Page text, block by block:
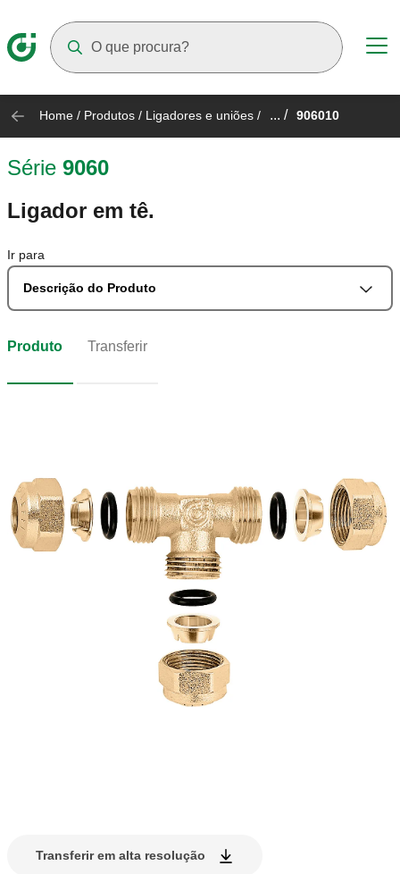
Home / Produtos / Ligadores e uniões / ... / 906010
Série 9060
Ligador em tê.
Ir para
Descrição do Produto
Produto Transferir
Transferir em alta resolução